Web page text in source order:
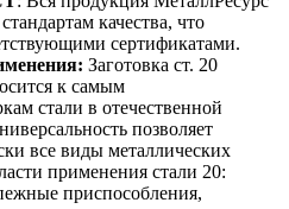
качества, что
сертификатами.
Заготовка ст. 20
к самым
стали в отечественной
позволяет
все виды металлических
применения стали 20:
приспособления,